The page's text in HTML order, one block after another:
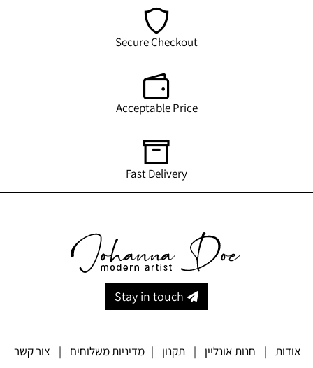
Secure Checkout
Acceptable Price
Fast Delivery
Stay in touch
אודות | חנות אונליין | תקנון | מדיניות משלוחים | צור קשר